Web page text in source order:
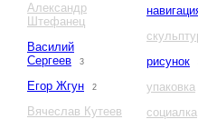
Александр
Штефанец
Василий
Сергеев
3
Егор Жгун 2
Вячеслав Кутеев
рисунок
упаковка
социалка